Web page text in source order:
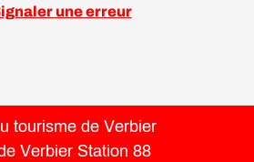
une erreur
tourisme de Verbier
Verbier Station 88